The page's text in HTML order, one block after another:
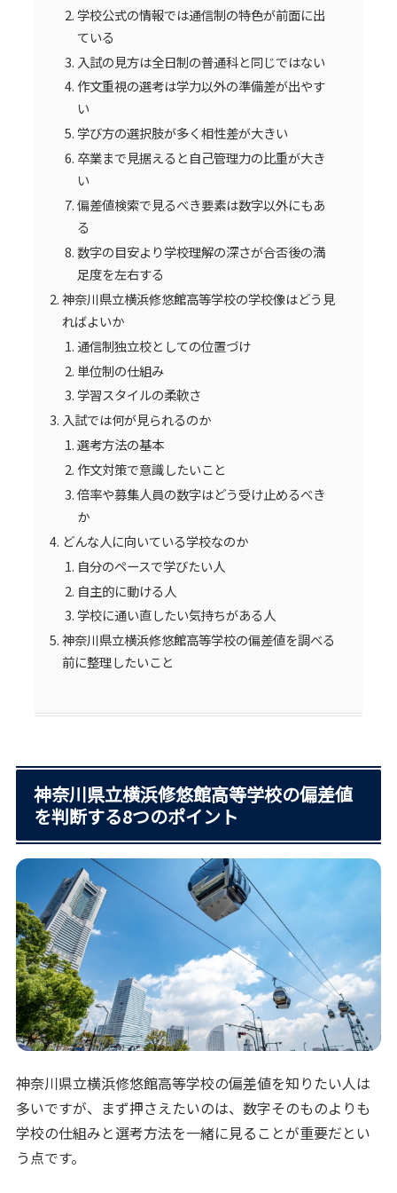
学校公式の情報では通信制の特色が前面に出
ている
入試の見方は全日制の普通科と同じではない
作文重視の選考は学力以外の準備差が出やす
い
学び方の選択肢が多く相性差が大きい
卒業まで見据えると自己管理力の比重が大き
い
偏差値検索で見るべき要素は数字以外にもあ
る
数字の目安より学校理解の深さが合否後の満
足度を左右する
神奈川県立横浜修悠館高等学校の学校像はどう見
ればよいか
通信制独立校としての位置づけ
単位制の仕組み
学習スタイルの柔軟さ
入試では何が見られるのか
選考方法の基本
作文対策で意識したいこと
倍率や募集人員の数字はどう受け止めるべき
か
どんな人に向いている学校なのか
自分のペースで学びたい人
自主的に動ける人
学校に通い直したい気持ちがある人
神奈川県立横浜修悠館高等学校の偏差値を調べる
前に整理したいこと
神奈川県立横浜修悠館高等学校の偏差値
を判断する8つのポイント
神奈川県立横浜修悠館高等学校の偏差値を知りたい人は
多いですが、まず押さえたいのは、数字そのものよりも
学校の仕組みと選考方法を一緒に見ることが重要だとい
う点です。